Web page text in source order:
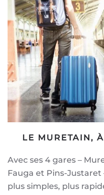
LE MURETAIN,
Avec ses 4 gares –
Fauga et Pins-
plus simples, plus